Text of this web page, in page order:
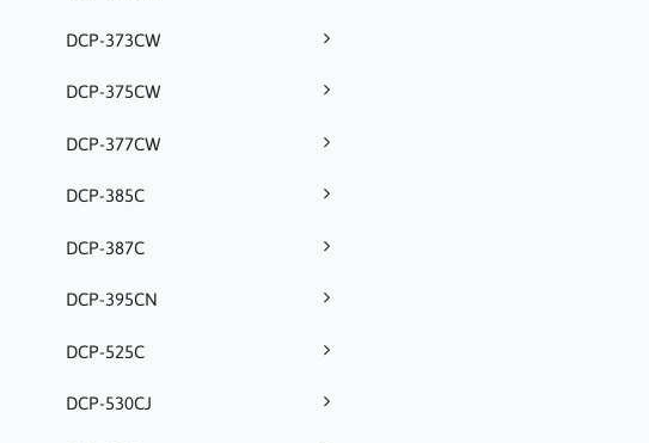
DCP-373CW
DCP-375CW
DCP-377CW
DCP-385C
DCP-387C
DCP-395CN
DCP-525C
DCP-530CJ